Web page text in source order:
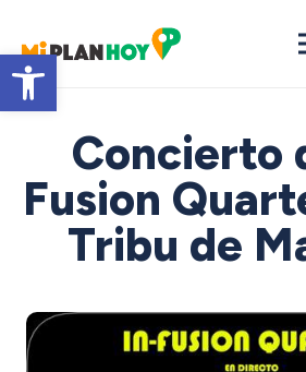
Abrir barra de herramientas
Concierto
Fusion
Tribu de